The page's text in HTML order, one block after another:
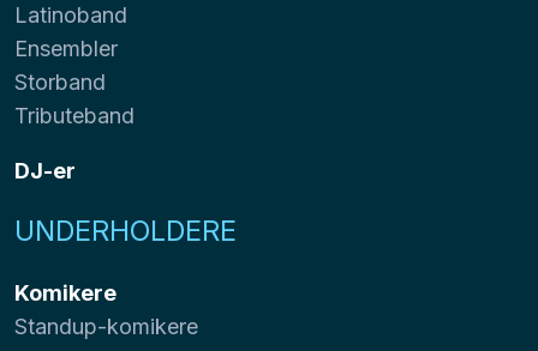
Latinoband
Ensembler
Storband
Tributeband
DJ-er
UNDERHOLDERE
Komikere
Standup-komikere